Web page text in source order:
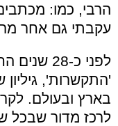
הרבי, כמו:
עקבתי גם אחר
לפני כ-28
'התקשרות',
בארץ ובעולם.
לרכז מדור שבכל